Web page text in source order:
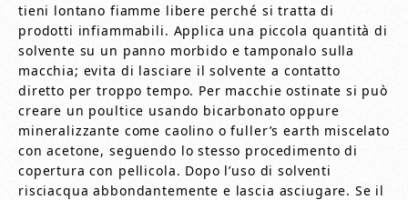
tieni lontano fiamme libere perché si tratta di
prodotti infiammabili. Applica una piccola quantità di
solvente su un panno morbido e tamponalo sulla
macchia; evita di lasciare il solvente a contatto
diretto per troppo tempo. Per macchie ostinate si può
creare un poultice usando bicarbonato oppure
mineralizzante come caolino o fuller’s earth miscelato
con acetone, seguendo lo stesso procedimento di
copertura con pellicola. Dopo l’uso di solventi
risciacqua abbondantemente e lascia asciugare. Se il